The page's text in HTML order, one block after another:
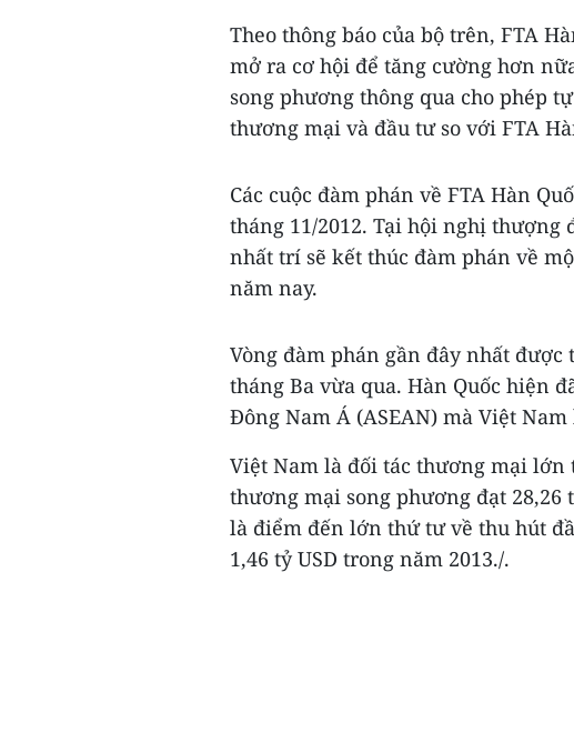
Theo thông báo của bộ trên, FTA
mở ra cơ hội để tăng cường hơn
song phương thông qua cho phép
thương mại và đầu tư so với FTA
Các cuộc đàm phán về FTA Hàn
tháng 11/2012. Tại hội nghị
nhất trí sẽ kết thúc đàm phán về
năm nay.
Vòng đàm phán gần đây nhất
tháng Ba vừa qua. Hàn Quốc hiện
Đông Nam Á (ASEAN) mà Việt
Việt Nam là đối tác thương mại
thương mại song phương đạt 28,26
là điểm đến lớn thứ tư về thu hút
1,46 tỷ USD trong năm 2013./.